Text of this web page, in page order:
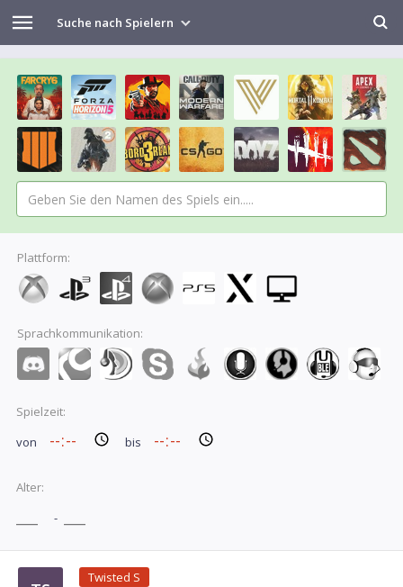
Suche nach Spielern
Plattform:
Sprachkommunikation:
Spielzeit:
von
bis
Alter:
-
Twisted S